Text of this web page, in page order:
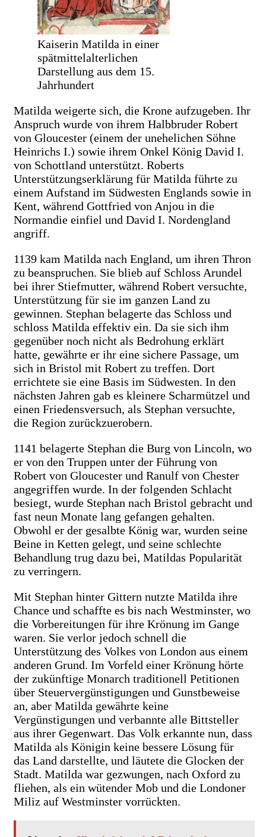
Kaiserin Matilda in einer
spätmittelalterlichen
Darstellung aus dem 15.
Jahrhundert
Matilda weigerte sich, die Krone aufzugeben. Ihr
Anspruch wurde von ihrem Halbbruder Robert
von Gloucester (einem der unehelichen Söhne
Heinrichs I.) sowie ihrem Onkel König David I.
von Schottland unterstützt. Roberts
Unterstützungserklärung für Matilda führte zu
einem Aufstand im Südwesten Englands sowie in
Kent, während Gottfried von Anjou in die
Normandie einfiel und David I. Nordengland
angriff.
1139 kam Matilda nach England, um ihren Thron
zu beanspruchen. Sie blieb auf Schloss Arundel
bei ihrer Stiefmutter, während Robert versuchte,
Unterstützung für sie im ganzen Land zu
gewinnen. Stephan belagerte das Schloss und
schloss Matilda effektiv ein. Da sie sich ihm
gegenüber noch nicht als Bedrohung erklärt
hatte, gewährte er ihr eine sichere Passage, um
sich in Bristol mit Robert zu treffen. Dort
errichtete sie eine Basis im Südwesten. In den
nächsten Jahren gab es kleinere Scharmützel und
einen Friedensversuch, als Stephan versuchte,
die Region zurückzuerobern.
1141 belagerte Stephan die Burg von Lincoln, wo
er von den Truppen unter der Führung von
Robert von Gloucester und Ranulf von Chester
angegriffen wurde. In der folgenden Schlacht
besiegt, wurde Stephan nach Bristol gebracht und
fast neun Monate lang gefangen gehalten.
Obwohl er der gesalbte König war, wurden seine
Beine in Ketten gelegt, und seine schlechte
Behandlung trug dazu bei, Matildas Popularität
zu verringern.
Mit Stephan hinter Gittern nutzte Matilda ihre
Chance und schaffte es bis nach Westminster, wo
die Vorbereitungen für ihre Krönung im Gange
waren. Sie verlor jedoch schnell die
Unterstützung des Volkes von London aus einem
anderen Grund. Im Vorfeld einer Krönung hörte
der zukünftige Monarch traditionell Petitionen
über Steuervergünstigungen und Gunstbeweise
an, aber Matilda gewährte keine
Vergünstigungen und verbannte alle Bittsteller
aus ihrer Gegenwart. Das Volk erkannte nun, dass
Matilda als Königin keine bessere Lösung für
das Land darstellte, und läutete die Glocken der
Stadt. Matilda war gezwungen, nach Oxford zu
fliehen, als ein wütender Mob und die Londoner
Miliz auf Westminster vorrückten.